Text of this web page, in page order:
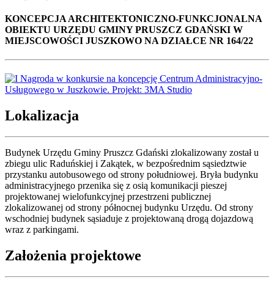
KONCEPCJA ARCHITEKTONICZNO-FUNKCJONALNA
OBIEKTU URZĘDU GMINY PRUSZCZ GDAŃSKI W
MIEJSCOWOŚCI JUSZKOWO NA DZIAŁCE NR 164/22
Lokalizacja
Budynek Urzędu Gminy Pruszcz Gdański zlokalizowany został u
zbiegu ulic Raduńskiej i Zakątek, w bezpośrednim sąsiedztwie
przystanku autobusowego od strony południowej. Bryła budynku
administracyjnego przenika się z osią komunikacji pieszej
projektowanej wielofunkcyjnej przestrzeni publicznej
zlokalizowanej od strony północnej budynku Urzędu. Od strony
wschodniej budynek sąsiaduje z projektowaną drogą dojazdową
wraz z parkingami.
Założenia projektowe